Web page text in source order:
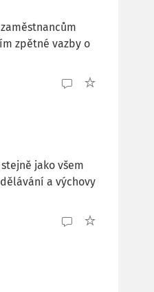
zpětné vazby o
jako všem
a výchovy